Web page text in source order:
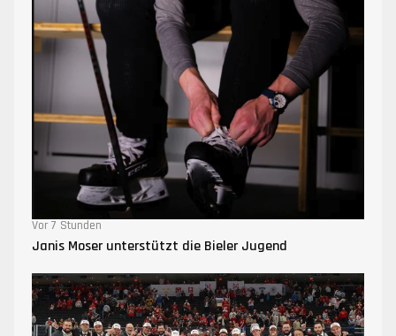
Vor 7 Stunden
Janis Moser unterstützt die Bieler Jugend